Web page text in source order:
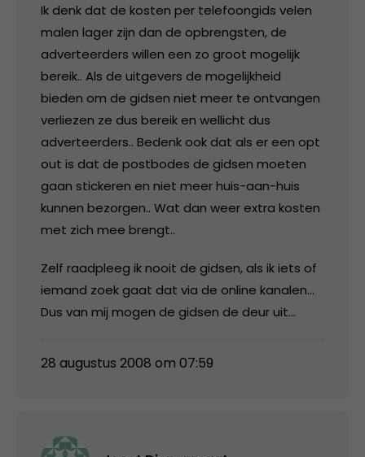
Ik denk dat de kosten per telefoongids velen
malen lager zijn dan de opbrengsten, de
adverteerders willen een zo groot mogelijk
bereik.. Als de uitgevers de mogelijkheid
bieden om de gidsen niet meer te ontvangen
verliezen ze dus bereik en wellicht dus
adverteerders.. Bedenk ook dat als er een opt
out is dat de postbodes de gidsen moeten
gaan stickeren en niet meer huis-aan-huis
kunnen bezorgen.. Wat dan weer extra kosten
met zich mee brengt..
Zelf raadpleeg ik nooit de gidsen, als ik iets of
iemand zoek gaat dat via de online kanalen…
Dus van mij mogen de gidsen de deur uit…
28 augustus 2008 om 07:59